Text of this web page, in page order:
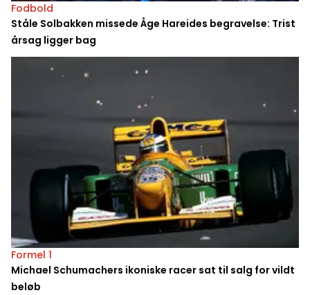
Fodbold
Ståle Solbakken missede Åge Hareides begravelse: Trist
årsag ligger bag
Formel 1
Michael Schumachers ikoniske racer sat til salg for vildt
beløb